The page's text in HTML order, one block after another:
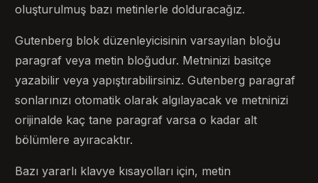
oluşturulmuş bazı metinlerle dolduracağız.
Gutenberg blok düzenleyicisinin varsayılan bloğu
paragraf veya metin bloğudur. Metninizi basitçe
yazabilir veya yapıştırabilirsiniz. Gutenberg paragraf
sonlarınızı otomatik olarak algılayacak ve metninizi
orijinalde kaç tane paragraf varsa o kadar alt
bölümlere ayıracaktır.
Bazı yararlı klavye kısayolları için, metin